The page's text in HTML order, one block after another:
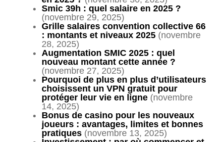
Smic 39h : quel salaire en 2025 ?
(novembre 29, 2025)
Grille salaires convention collective 66
: montants et niveaux 2025 (novembre
28, 2025)
Augmentation SMIC 2025 : quel
nouveau montant cette année ?
(novembre 27, 2025)
Pourquoi de plus en plus d’utilisateurs
choisissent un VPN gratuit pour
protéger leur vie en ligne (novembre
14, 2025)
Bonus de casino pour les nouveaux
joueurs : avantages, limites et bonnes
pratiques (novembre 13, 2025)